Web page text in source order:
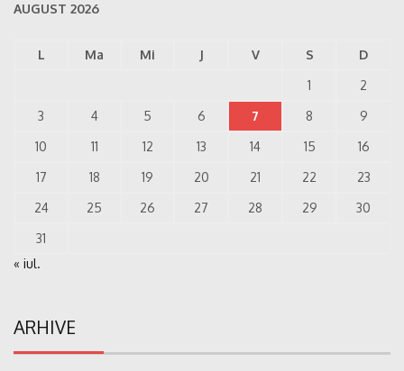
AUGUST 2026
L Ma Mi J V S
D
1
2
3
4 5 6 7 8
9
10
11 12 13 14 15
16
17
18 19 20 21 22
23
24
25 26 27 28 29
30
31
« iul.
ARHIVE